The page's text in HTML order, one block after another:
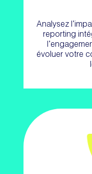
Analysez
reporting
évoluer votre